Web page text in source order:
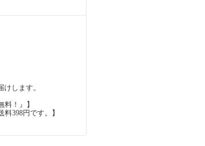
けします。
料！』】
料398円です。】